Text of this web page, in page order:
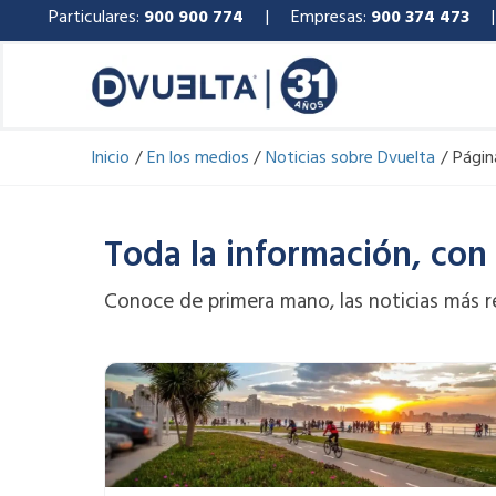
al
Particulares: 900 900 774 | Empresas: 900 374 473
Inicio En los medios Noticias sobre Dvuelta
Toda la información,
Conoce de primera mano, las noticias más
Page Page